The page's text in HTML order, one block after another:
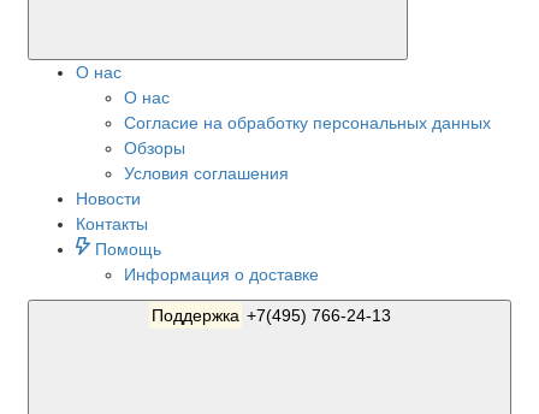
О нас
О нас
Согласие на обработку персональных данных
Обзоры
Условия соглашения
Новости
Контакты
Помощь
Информация о доставке
Поддержка